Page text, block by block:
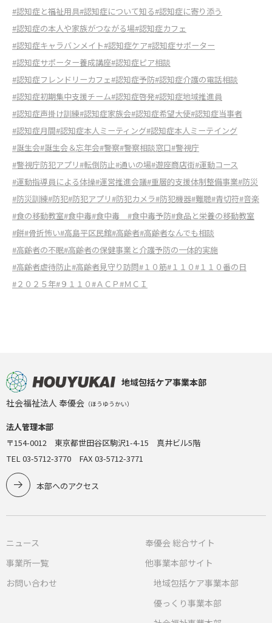
#認知症と福祉用具#認知症について知る#認知症に寄り添う
#認知症の本人や家族がつながる場#認知症カフェ
#認知症キャラバンメイト#認知症ケア#認知症サポーター
#認知症サポーター養成講座#認知症ピア相談
#認知症フレンドリーカフェ#認知症予防#認知症介護の電話相談
#認知症初期集中支援チーム#認知症啓発#認知症地域推進員
#認知症声掛け訓練#認知症家族会#認知症希望大使#認知症当事者
#認知症月間#認知症本人ミーティング#認知症本人ミーテイング
#誕生会#誕生会＆忘年会#警察#警察相談窓口#警視庁
#警視庁防犯アプリ#転倒防止#通いの場#遊座商店街#運動コース
#運動指導員による体操#運営推進会議#重層的支援体制整備事業#防災
#防災訓練#防犯#防犯アプリ#防犯カメラ#防犯機器#難聴#青切符#音楽
#食の移動教室#食中毒#食中毒 #食中毒予防#食品と栄養の移動教室
#餅#骨折怖い#高島平区民館#高齢者#高齢者なんでも相談
#高齢者の不眠#高齢者の保健事業と介護予防の一体的実施
#高齢者虐待防止#高齢者見守り訪問#１０筋#１１０#１１０番の日
#２０２５年#９１１０#ＡＣＰ#ＭＣＩ
地域包括ケア事業本部
社会福祉法人 奉優会 （ほうゆうかい）
法人管理本部
〒154-0012 東京都世田谷区駒沢1-4-15 真井ビル5階
TEL 03-5712-3770 FAX 03-5712-3771
本部へのアクセス
ニュース
事業所一覧
お問い合わせ
奉優会 総合サイト
他事業本部サイト
地域包括ケア事業本部
優っくり事業本部